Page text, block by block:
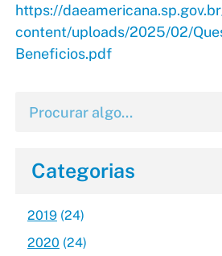
https://
content/uploads/2025/02/
Beneficios.pdf
Categorias
2019(24)
2020 (24)